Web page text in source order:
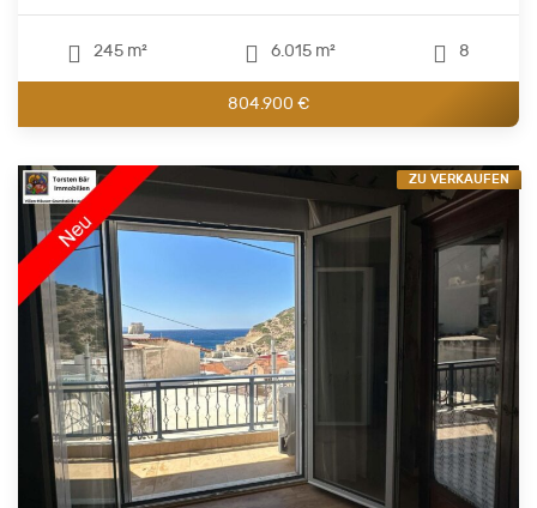
245 m² 6.015 m² 8
804.900 €
ZU VERKAUFEN